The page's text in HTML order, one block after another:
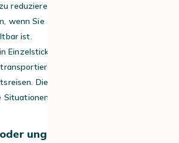
reduzieren, da Sie nur die benötigte
wenn Sie sie brauchen, und das
ist.
Einzelsticks erhältlich und somit
sei es auf Reisen, im Büro
Diese einfache Handhabung
geeignet.
ungesund ist löslicher